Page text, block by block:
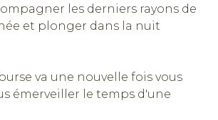
les derniers rayons de
et plonger dans la nuit
va une nouvelle fois vous
émerveiller le temps d'une